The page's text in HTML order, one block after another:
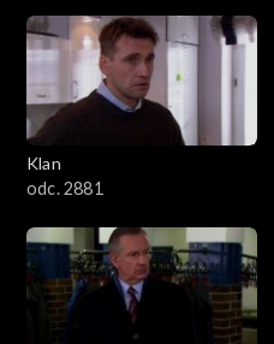
1501–1600
1401–1500
1301–1400
1201–1300
1101–1200
1001–1100
Klan
odc. 2881